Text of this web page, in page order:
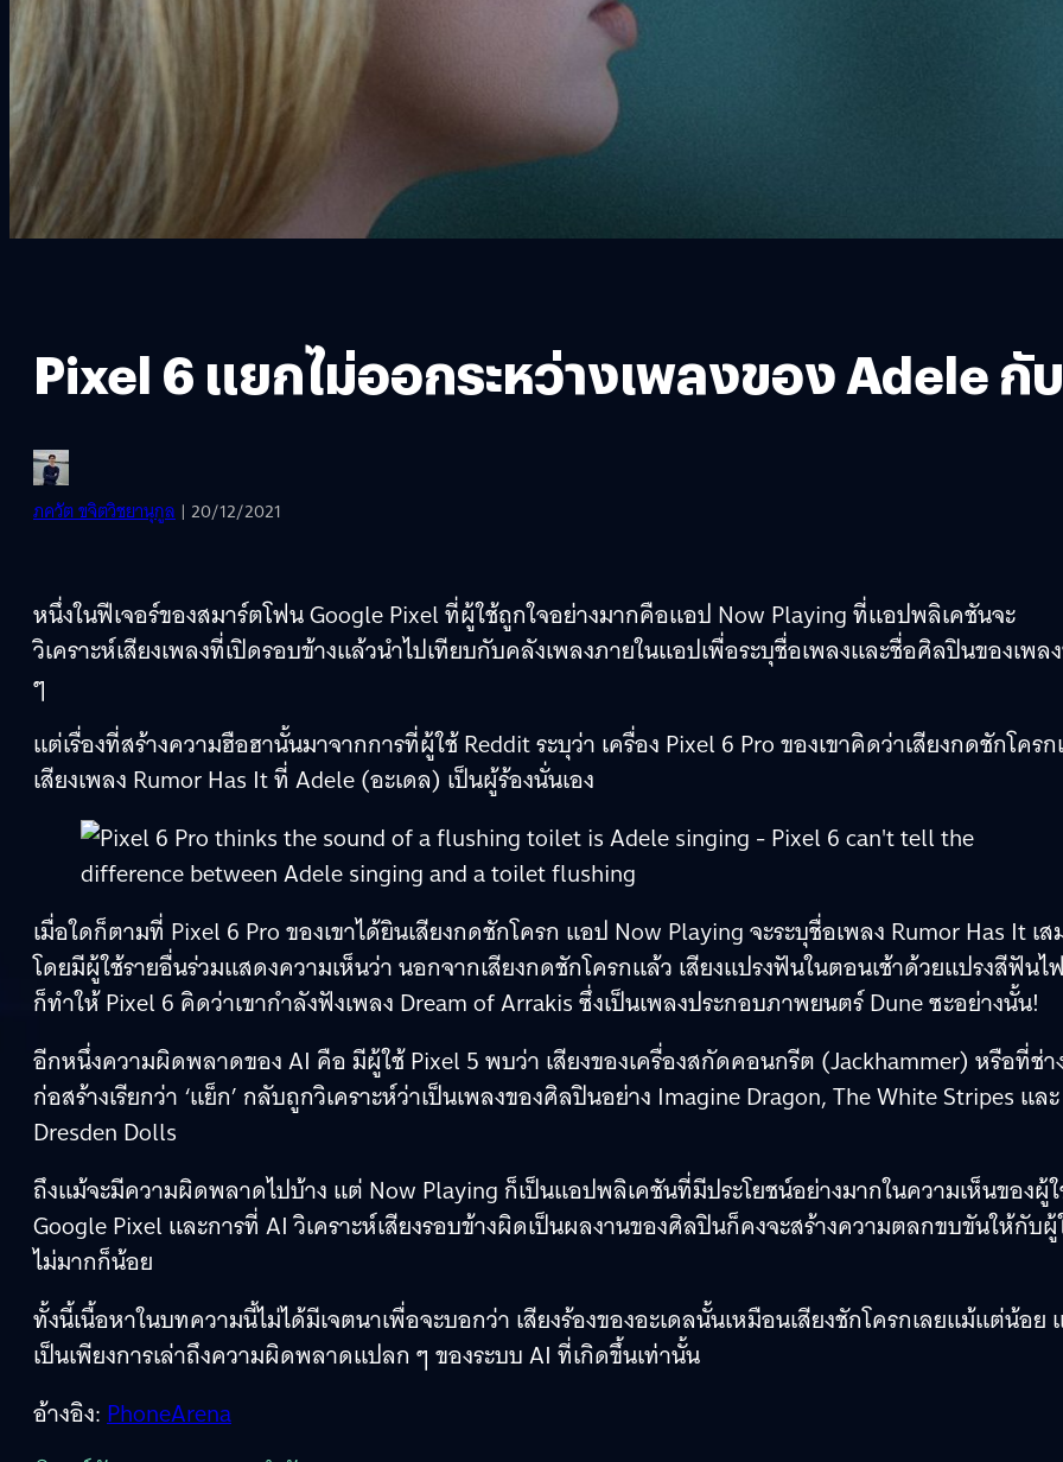
Pixel 6 แยกไม่ออกระหว่างเพลงของ Adele กั
ภควัต ขจิตวิชยานุกูล | 20/12/2021
หนึ่งในฟีเจอร์ของสมาร์ตโฟน Google Pixel ที่ผู้ใช้ถูกใจอย่างมากคือแอป Now Playing ที่แอปพลิเคชันจะ
วิเคราะห์เสียงเพลงที่เปิดรอบข้างแล้วนำไปเทียบกับคลังเพลงภายในแอปเพื่อระบุชื่อเพลงและชื่อศิลปินของเพล
ๆ
แต่เรื่องที่สร้างความฮือฮานั้นมาจากการที่ผู้ใช้ Reddit ระบุว่า เครื่อง Pixel 6 Pro ของเขาคิดว่าเสียงกดชักโครก
เสียงเพลง Rumor Has It ที่ Adele (อะเดล) เป็นผู้ร้องนั่นเอง
เมื่อใดก็ตามที่ Pixel 6 Pro ของเขาได้ยินเสียงกดชักโครก แอป Now Playing จะระบุชื่อเพลง Rumor Has It เส
โดยมีผู้ใช้รายอื่นร่วมแสดงความเห็นว่า นอกจากเสียงกดชักโครกแล้ว เสียงแปรงฟันในตอนเช้าด้วยแปรงสีฟันไ
ก็ทำให้ Pixel 6 คิดว่าเขากำลังฟังเพลง Dream of Arrakis ซึ่งเป็นเพลงประกอบภาพยนตร์ Dune ซะอย่างนั้น!
อีกหนึ่งความผิดพลาดของ AI คือ มีผู้ใช้ Pixel 5 พบว่า เสียงของเครื่องสกัดคอนกรีต (Jackhammer) หรือที่ช่า
ก่อสร้างเรียกว่า ‘แย็ก’ กลับถูกวิเคราะห์ว่าเป็นเพลงของศิลปินอย่าง Imagine Dragon, The White Stripes และ
Dresden Dolls
ถึงแม้จะมีความผิดพลาดไปบ้าง แต่ Now Playing ก็เป็นแอปพลิเคชันที่มีประโยชน์อย่างมากในความเห็นของผู้
Google Pixel และการที่ AI วิเคราะห์เสียงรอบข้างผิดเป็นผลงานของศิลปินก็คงจะสร้างความตลกขบขันให้กับผู้
ไม่มากก็น้อย
ทั้งนี้เนื้อหาในบทความนี้ไม่ได้มีเจตนาเพื่อจะบอกว่า เสียงร้องของอะเดลนั้นเหมือนเสียงชักโครกเลยแม้แต่น้อย
เป็นเพียงการเล่าถึงความผิดพลาดแปลก ๆ ของระบบ AI ที่เกิดขึ้นเท่านั้น
อ้างอิง:PhoneArena